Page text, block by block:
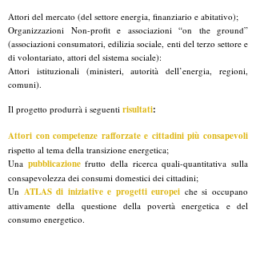
Attori del mercato (del settore energia, finanziario e abitativo);
Organizzazioni Non-profit e associazioni “on the ground”
(associazioni consumatori, edilizia sociale, enti del terzo settore e
di volontariato, attori del sistema sociale):
Attori istituzionali (ministeri, autorità dell’energia, regioni,
comuni).
Il progetto produrrà i seguenti risultati:
Attori con competenze rafforzate e cittadini più consapevoli
rispetto al tema della transizione energetica;
Una pubblicazione frutto della ricerca quali-quantitativa sulla
consapevolezza dei consumi domestici dei cittadini;
Un ATLAS di iniziative e progetti europei che si occupano
attivamente della questione della povertà energetica e del
consumo energetico.